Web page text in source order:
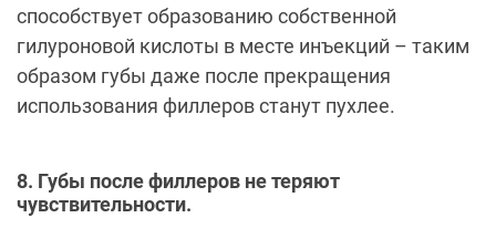
способствует образованию собственной
гилуроновой кислоты в месте инъекций – таким
образом губы даже после прекращения
использования филлеров станут пухлее.
8. Губы после филлеров не теряют
чувствительности.